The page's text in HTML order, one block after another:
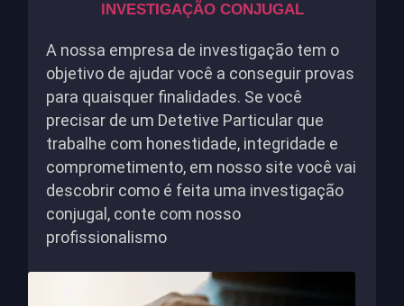
INVESTIGAÇÃO CONJUGAL
A nossa empresa de investigação tem o
objetivo de ajudar você a conseguir provas
para quaisquer finalidades. Se você
precisar de um Detetive Particular que
trabalhe com honestidade, integridade e
comprometimento, em nosso site você vai
descobrir como é feita uma investigação
conjugal, conte com nosso
profissionalismo